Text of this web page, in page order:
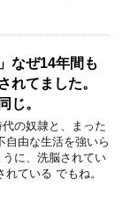
なぜ14年間も
れてました。
じ。
の奴隷と、まった
自由な生活を強いら
に、洗脳されてい
ている でもね。